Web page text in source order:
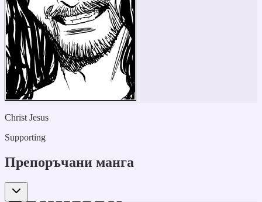
Christ Jesus
Supporting
Препоръчани манга